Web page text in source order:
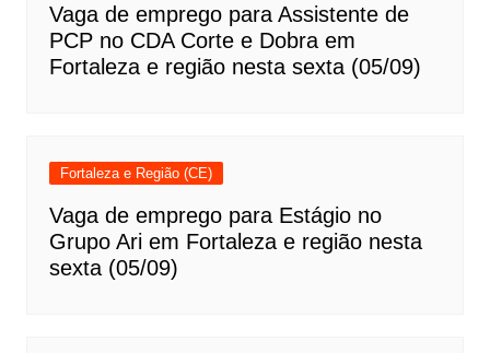
Vaga de emprego para Assistente de
PCP no CDA Corte e Dobra em
Fortaleza e região nesta sexta (05/09)
Fortaleza e Região (CE)
Vaga de emprego para Estágio no
Grupo Ari em Fortaleza e região nesta
sexta (05/09)